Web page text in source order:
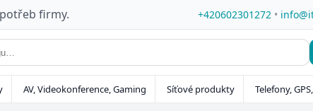
firmy. +420602301272 •
AV, Videokonference, Gaming Síťové produkty Telefony,